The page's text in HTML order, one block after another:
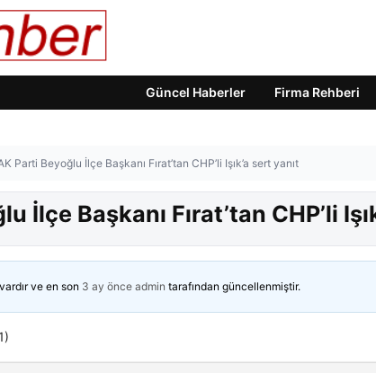
Güncel Haberler Firma Rehberi
Parti Beyoğlu İlçe Başkanı Fırat’tan CHP’li Işık’a sert yanıt
İlçe Başkanı Fırat’tan CHP’li
ve en son 3 ay önce admin tarafından güncellenmiştir.